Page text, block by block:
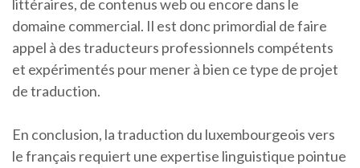
littéraires, de contenus web ou encore dans le
domaine commercial. Il est donc primordial de faire
appel à des traducteurs professionnels compétents
et expérimentés pour mener à bien ce type de projet
de traduction.
En conclusion, la traduction du luxembourgeois vers
le français requiert une expertise linguistique pointue